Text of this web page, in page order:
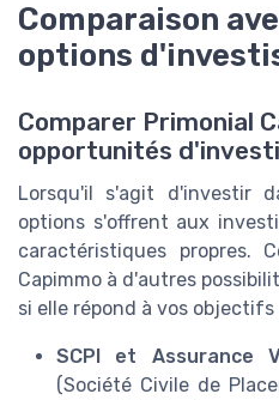
Comparaison
options
Comparer Primonial
opportunités
Lorsqu'il s'agit d'investir
options s'offrent aux
caractéristiques propres.
Capimmo à d'autres
si elle répond à vos
SCPI et Assurance
(Société Civile de